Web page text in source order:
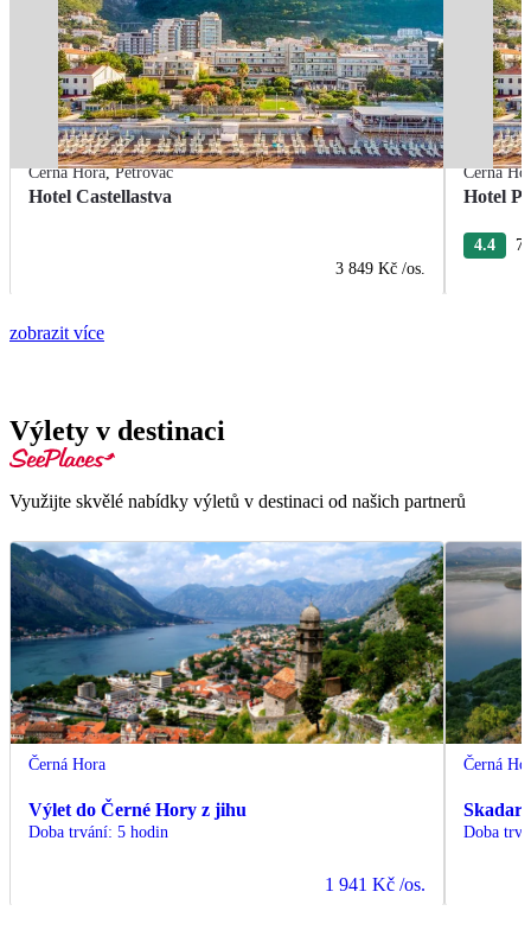
Černá Hora,Petrovac
Hotel Castellastva
3 849 Kč /os.
Černá
Hotel
4.4 7
zobrazit více
Výlety v destinaci
Využijte skvělé nabídky výletů v destinaci od našich partnerů
Černá Hora
Výlet do Černé Hory z jihu
Doba trvání: 5 hodin
1 941 Kč /os.
Černá
Doba